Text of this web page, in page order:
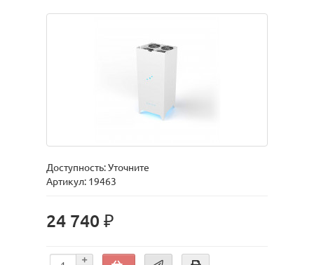
Доступность: Уточните
Артикул: 19463
24 740 ₽